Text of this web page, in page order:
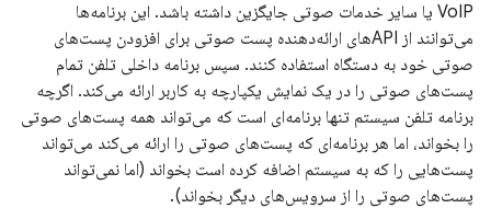
VoIP یا سایر خدمات صوتی جایگزین داشته باشد. این برنامه‌ها
می‌توانند از APIهای ارائه‌دهنده پست صوتی برای افزودن پست‌های
صوتی خود به دستگاه استفاده کنند. سپس برنامه داخلی تلفن تمام
پست‌های صوتی را در یک نمایش یکپارچه به کاربر ارائه می‌کند. اگرچه
برنامه تلفن سیستم تنها برنامه‌ای است که می‌تواند همه پست‌های صوتی
را بخواند، اما هر برنامه‌ای که پست‌های صوتی را ارائه می‌کند می‌تواند
پست‌هایی را که به سیستم اضافه کرده است بخواند (اما نمی‌تواند
پست‌های صوتی را از سرویس‌های دیگر بخواند).